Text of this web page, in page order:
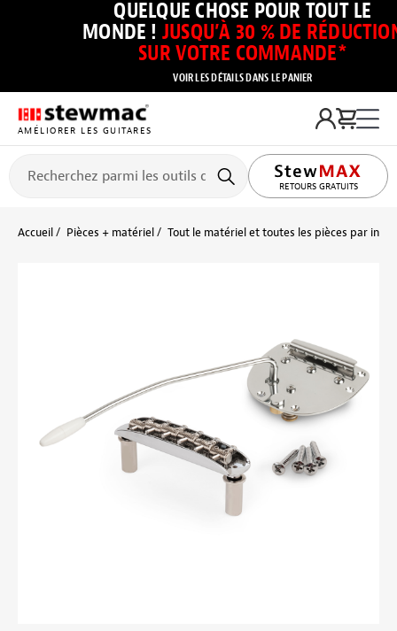
QUELQUE CHOSE POUR TOUT LE
MONDE ! JUSQU’À 30 % DE
SUR VOTRE COMMANDE*
VOIR LES DÉTAILS DANS LE PANIER
AMÉLIORER LES GUITARES
RETOURS GRATUITS
Accueil Pièces + matériel Tout le matériel et toutes les pièces par